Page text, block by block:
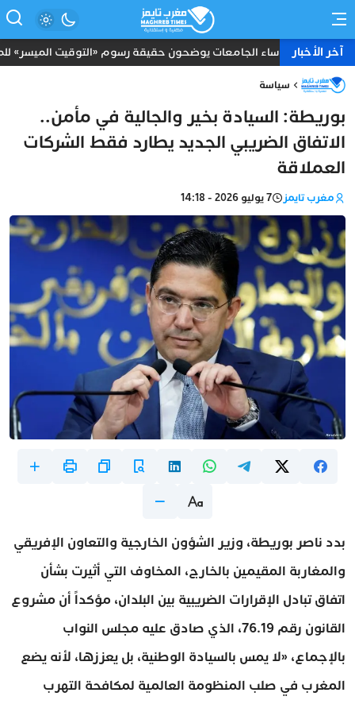
آخر الأخباررؤساء الجامعات يوضحون حقيقة رسوم «التوقيت الميسر»
سياسة
بوريطة: السيادة بخير والجالية في مأمن..
الاتفاق الضريبي الجديد يطارد فقط الشركات
العملاقة
مغرب تايمز 7 يوليو 2026 - 14:18
بدد ناصر بوريطة، وزير الشؤون الخارجية والتعاون الإفريقي
والمغاربة المقيمين بالخارج، المخاوف التي أثيرت بشأن
اتفاق تبادل الإقرارات الضريبية بين البلدان، مؤكداً أن مشروع
القانون رقم 76.19، الذي صادق عليه مجلس النواب
بالإجماع، «لا يمس بالسيادة الوطنية، بل يعززها، لأنه يضع
المغرب في صلب المنظومة العالمية لمكافحة التهرب